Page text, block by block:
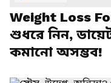
Weight Loss
শুধরে নিন,
কমানো অসম্ভব!